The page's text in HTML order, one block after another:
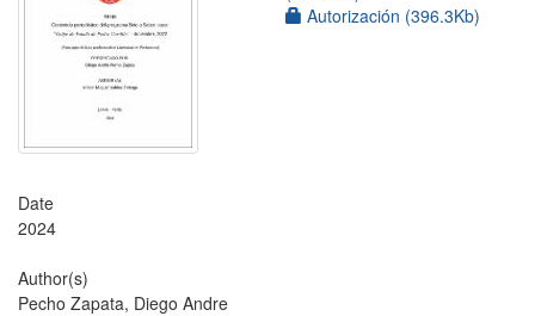
Autorización (396.3Kb)
Date
2024
Author(s)
Pecho Zapata, Diego Andre